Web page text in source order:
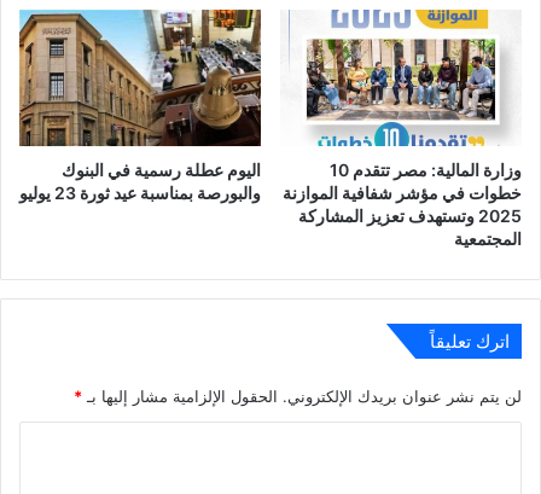
وزارة المالية: مصر تتقدم 10
خطوات في مؤشر شفافية الموازنة
2025 وتستهدف تعزيز المشاركة
المجتمعية
اليوم عطلة رسمية في البنوك
والبورصة بمناسبة عيد ثورة 23 يوليو
اترك تعليقاً
لن يتم نشر عنوان بريدك الإلكتروني. الحقول الإلزامية مشار إليها بـ *